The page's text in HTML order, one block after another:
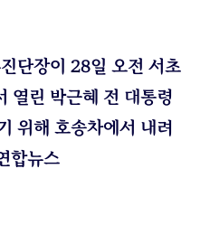
단장이 28일 오전 서초
열린 박근혜 전 대통령
위해 호송차에서 내려
합뉴스